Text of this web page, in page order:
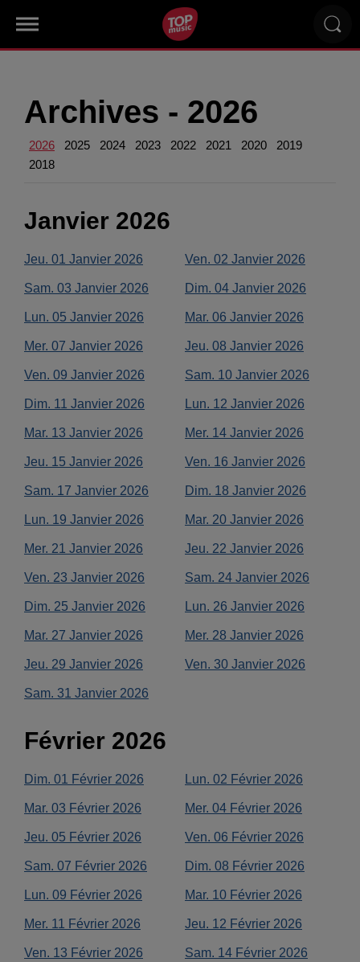
Archives - 2026
2026 2025 2024 2023 2022 2021 2020
2019
2018
Janvier 2026
Jeu. 01 Janvier 2026 Ven. 02 Janvier 2026
Sam. 03 Janvier 2026 Dim. 04 Janvier 2026
Lun. 05 Janvier 2026 Mar. 06 Janvier 2026
Mer. 07 Janvier 2026 Jeu. 08 Janvier 2026
Ven. 09 Janvier 2026 Sam. 10 Janvier 2026
Dim. 11 Janvier 2026 Lun. 12 Janvier 2026
Mar. 13 Janvier 2026 Mer. 14 Janvier 2026
Jeu. 15 Janvier 2026 Ven. 16 Janvier 2026
Sam. 17 Janvier 2026 Dim. 18 Janvier 2026
Lun. 19 Janvier 2026 Mar. 20 Janvier 2026
Mer. 21 Janvier 2026 Jeu. 22 Janvier 2026
Ven. 23 Janvier 2026 Sam. 24 Janvier 2026
Dim. 25 Janvier 2026 Lun. 26 Janvier 2026
Mar. 27 Janvier 2026 Mer. 28 Janvier 2026
Jeu. 29 Janvier 2026 Ven. 30 Janvier 2026
Sam. 31 Janvier 2026
Février 2026
Dim. 01 Février 2026 Lun. 02 Février 2026
Mar. 03 Février 2026 Mer. 04 Février 2026
Jeu. 05 Février 2026 Ven. 06 Février 2026
Sam. 07 Février 2026 Dim. 08 Février 2026
Lun. 09 Février 2026 Mar. 10 Février 2026
Mer. 11 Février 2026 Jeu. 12 Février 2026
Ven. 13 Février 2026 Sam. 14 Février 2026